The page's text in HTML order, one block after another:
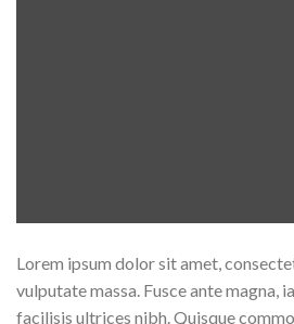
Lorem ipsum dolor sit amet,
vulputate massa. Fusce ante magna,
facilisis ultrices nibh. Quisque